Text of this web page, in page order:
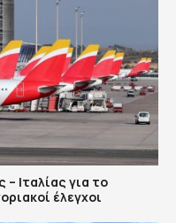
Ιταλίας για το
έλεγχοι